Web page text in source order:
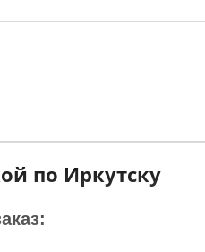
по Иркутску